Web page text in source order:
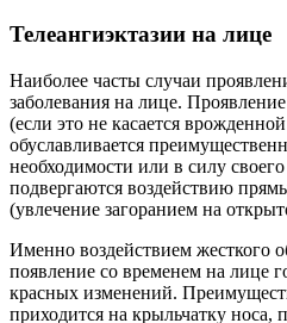
Телеангиэктазии на лице
Наиболее часты случаи
заболевания на лице.
(если это не касается
обуславливается
необходимости или в силу
подвергаются воздействию
(увлечение загоранием на
Именно воздействием жесткого
появление со временем на лице
красных изменений.
приходится на крыльчатку носа,